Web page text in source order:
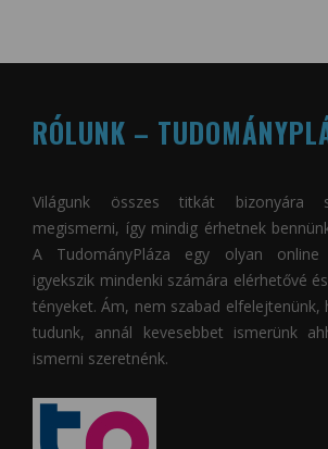
RÓLUNK –
Világunk összes titkát bizonyára
megismerni, így mindig érhetnek
A TudományPláza egy olyan online
igyekszik mindenki számára elérhetővé
tényeket. Ám, nem szabad
tudunk, annál kevesebbet ismerünk
ismerni szeretnénk.